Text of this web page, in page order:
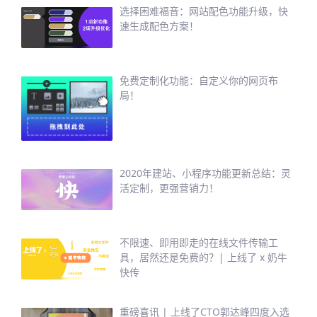
选择困难福音：网站配色功能升级，快
速生成配色方案！
免费定制化功能：自定义你的网页布
局！
2020年建站、小程序功能更新总结：灵
活定制，更强营销力！
不限速、即用即走的在线文件传输工
具，居然还是免费的？| 上线了 x 奶牛
快传
重磅喜讯 | 上线了CTO郭达峰四度入选